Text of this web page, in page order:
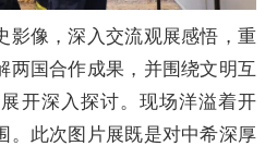
影像，深入交流观展感悟，重
两国合作成果，并围绕文明互
开深入探讨。现场洋溢着开
。此次图片展既是对中希深厚